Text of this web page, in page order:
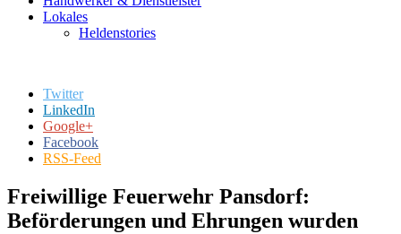
Lokales
Heldenstories
Twitter
LinkedIn
Google+
Facebook
RSS-Feed
Freiwillige Feuerwehr Pansdorf:
Beförderungen und Ehrungen wurden